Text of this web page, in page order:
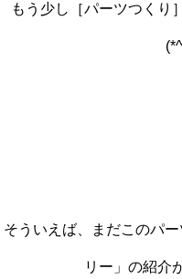
もう少し［パーツつくり
そういえば、まだこのパ
リー」の紹介